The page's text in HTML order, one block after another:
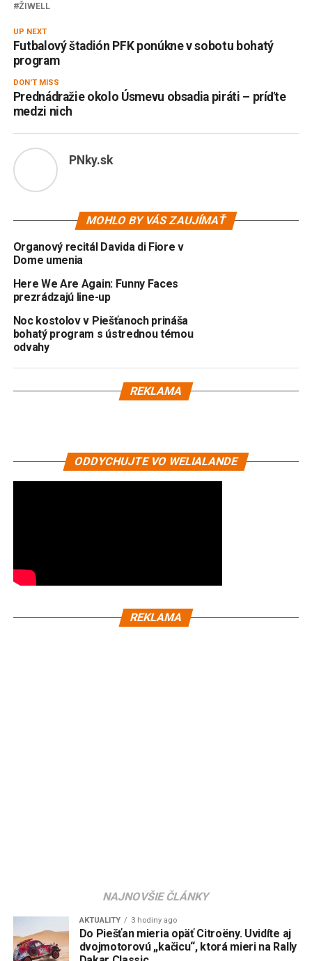
ŽIWELL
UP NEXT
Futbalový štadión PFK ponúkne v sobotu bohatý
program
DON'T MISS
Prednádražie okolo Úsmevu obsadia piráti – príďte
medzi nich
PNky.sk
MOHLO BY VÁS ZAUJÍMAŤ
Organový recitál Davida di Fiore v
Dome umenia
Here We Are Again: Funny Faces
prezrádzajú line-up
Noc kostolov v Piešťanoch prináša
bohatý program s ústrednou témou
odvahy
REKLAMA
ODDYCHUJTE VO WELIALANDE
REKLAMA
NAJNOVŠIE ČLÁNKY
AKTUALITY 3 hodiny ago
Do Piešťan mieria opäť Citroëny. Uvidíte aj
dvojmotorovú „kačicu“, ktorá mieri na Rally